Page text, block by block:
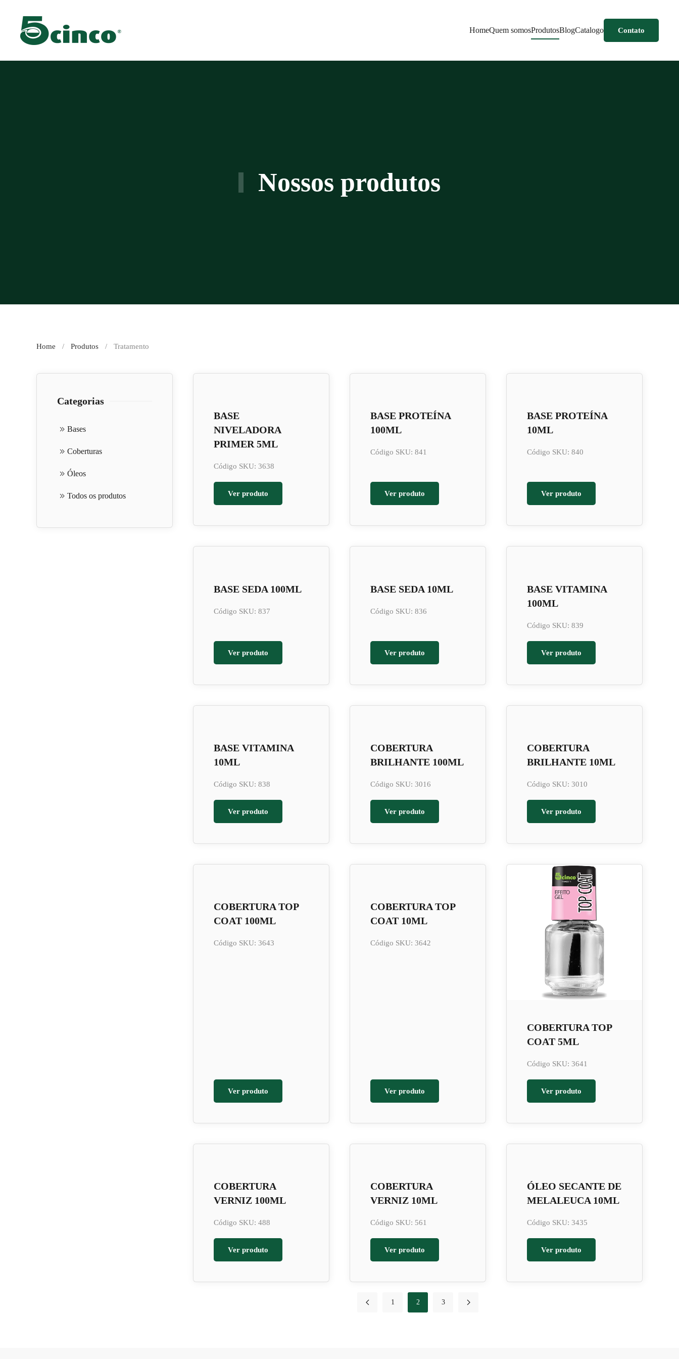
Skip to main content HomeQuem somosProdutosBlogCatalogo Contato
Nossos produtos
Home Produtos Tratamento
Categorias
Bases
Coberturas
Óleos
Todos os produtos
BASE
NIVELADORA
PRIMER 5ML
Código SKU: 3638
Ver produto
BASE PROTEÍNA
100ML
Código SKU: 841
Ver produto
BASE PROTEÍNA
10ML
Código SKU: 840
Ver produto
BASE SEDA 100ML
Código SKU: 837
Ver produto
BASE SEDA 10ML
Código SKU: 836
Ver produto
BASE VITAMINA
100ML
Código SKU: 839
Ver produto
BASE VITAMINA
10ML
Código SKU: 838
Ver produto
COBERTURA
BRILHANTE 100ML
Código SKU: 3016
Ver produto
COBERTURA
BRILHANTE 10ML
Código SKU: 3010
Ver produto
COBERTURA TOP
COAT 100ML
Código SKU: 3643
Ver produto
COBERTURA TOP
COAT 10ML
Código SKU: 3642
Ver produto
COBERTURA TOP
COAT 5ML
Código SKU: 3641
Ver produto
COBERTURA
VERNIZ 100ML
Código SKU: 488
Ver produto
COBERTURA
VERNIZ 10ML
Código SKU: 561
Ver produto
ÓLEO SECANTE DE
MELALEUCA 10ML
Código SKU: 3435
Ver produto
1 2 3